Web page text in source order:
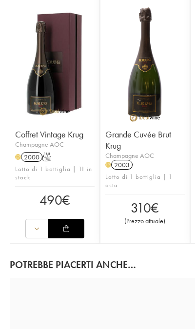
Coffret Vintage Krug
Champagne AOC
H 2000 T
Lotto di 1 bottiglia | 11 in
stock
490€
Grande Cuvée Brut
Krug
Champagne AOC
H 2003
Lotto di 1 bottiglia | 1
asta
310€
(Prezzo attuale)
POTREBBE PIACERTI ANCHE…